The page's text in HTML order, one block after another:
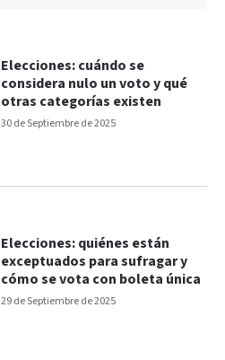
30 de Septiembre de 2025
Elecciones: cuándo se
considera nulo un voto y qué
otras categorías existen
29 de Septiembre de 2025
Elecciones: quiénes están
exceptuados para sufragar y
cómo se vota con boleta única